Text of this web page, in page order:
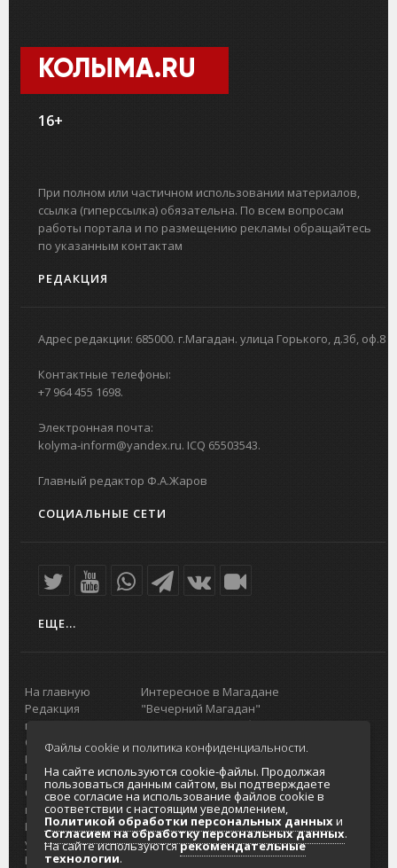
КОЛЫМА.RU
16+
При полном или частичном использовании материалов,
ссылка (гиперссылка) обязательна. По всем вопросам
работы портала и по размещению рекламы обращайтесь
по указанным контактам
РЕДАКЦИЯ
Адрес редакции: 685000. г.Магадан. улица Горького, д.3б, оф.8
Контактные телефоны:
+7 964 455 1698.
Электронная почта:
kolyma-inform@yandex.ru. ICQ 65503543.
Главный редактор Ф.А.Жаров
СОЦИАЛЬНЫЕ СЕТИ
ЕЩЕ...
На главную
Редакция
портала
О проекте
Реклама на
портале
Отзывы и
предложения
Интернет-
услуги
Разработка
Интересное в Магадане
"Вечерний Магадан"
Городская доска объявлений
Реклама
Главный туристический портал
Колымы
Политика в отношении обработки
персональных данных
Согласие на обработку персональных
данных
Файлы cookie и политика конфиденциальности.
На сайте используются cookie-файлы. Продолжая
пользоваться данным сайтом, вы подтверждаете
свое согласие на использование файлов cookie в
соответствии с настоящим уведомлением,
Политикой обработки персональных данныхи
Согласием на обработку персональных данных.
На сайте используютсярекомендательные
технологии.